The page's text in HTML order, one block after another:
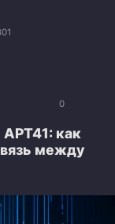
0
как
между